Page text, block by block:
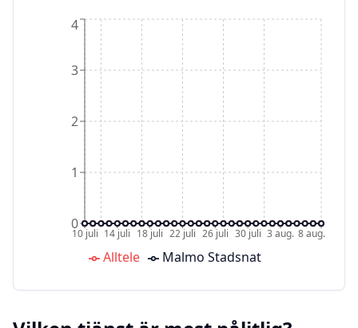
10 juli 14 juli 18 juli 22 juli 26 juli 30 juli 3 aug. 8 aug.
0
1
2
3
4
Alltele Malmo Stadsnat